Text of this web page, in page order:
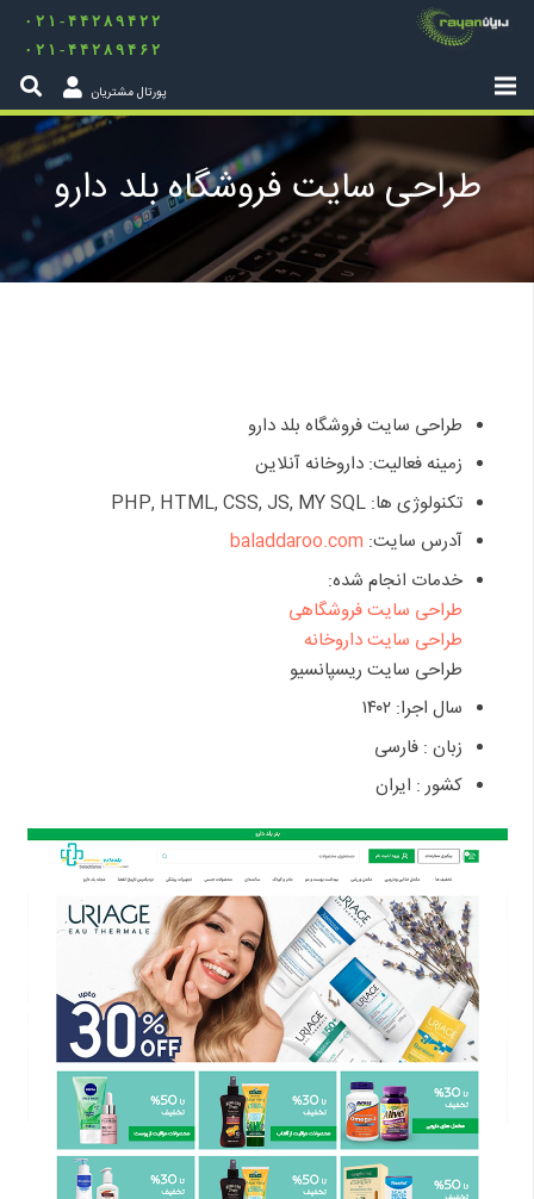
۰۲۱-۴۴۲۸۹۴۲۲
۰۲۱-۴۴۲۸۹۴۶۲
پورتال مشتریان
طراحی سایت فروشگاه بلد دارو
طراحی سایت فروشگاه بلد دارو
زمینه فعالیت: داروخانه آنلاین
تکنولوژی ها: PHP, HTML, CSS, JS, MY SQL
آدرس سایت: baladdaroo.com
خدمات انجام شده:
طراحی سایت فروشگاهی
طراحی سایت داروخانه
طراحی سایت ریسپانسیو
سال اجرا: ۱۴۰۲
زبان : فارسی
کشور : ایران